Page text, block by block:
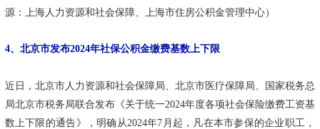
源：上海人力资源和社会保障、上海市住房公积金管理中心）
4、北京市发布2024年社保公积金缴费基数上下限
近日，北京市人力资源和社会保障局、北京市医疗保障局、国家税务总
局北京市税务局联合发布《关于统一2024年度各项社会保险缴费工资基
数上下限的通告》，明确从2024年7月起，凡在本市参保的企业职工，